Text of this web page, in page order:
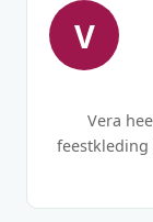
V
Vera
feestkleding